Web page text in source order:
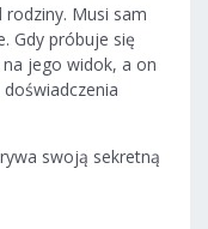
rodziny. Musi sam
Gdy próbuje się
jego widok, a on
swoją sekretną